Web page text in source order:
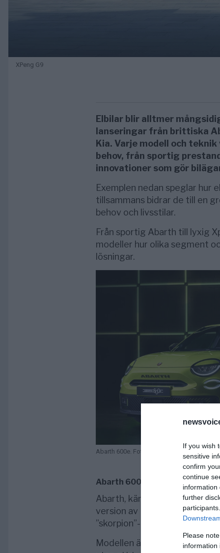
If you wish
sensitive
confirm
continue
information
further
Please
information
XPeng G9
Elbilar blir alltmer
lanseringar från brittiska
Kia. Varje modell och
behov, från sportig
innovationer som gör
Exemplen nedan speglar hur
tillsammans bidrar de till en
behov och livsstilar.
Från sportig Abarth till lyxig
modeller hur olika segment
lösningar.
Abarth 600e. Foto: Abarthcars.co.uk
Abarth 600e: Elektrisk
Abarth, känd för sin
version av Fiat 600 som
”skorpion”-karaktär med
Modellen är designad för att